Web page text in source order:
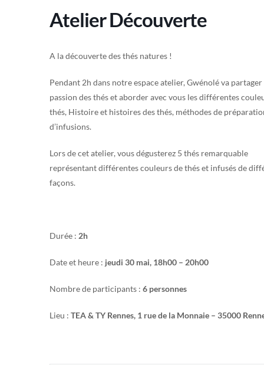
Atelier Découverte
A la découverte des thés natures !
Pendant 2h dans notre espace atelier, Gwénolé va partager
passion des thés et aborder avec vous les différentes
thés, Histoire et histoires des thés, méthodes de
d’infusions.
Lors de cet atelier, vous dégusterez 5 thés remarquable
représentant différentes couleurs de thés et infusés de
façons.
Durée : 2h
Date et heure : jeudi 30 mai, 18h00 – 20h00
Nombre de participants : 6 personnes
Lieu : TEA & TY Rennes, 1 rue de la Monnaie – 35000